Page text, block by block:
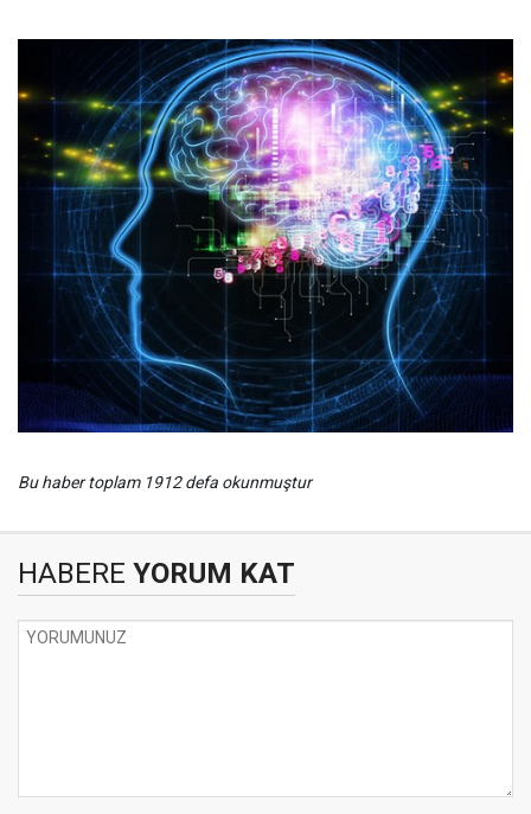
Bu haber toplam 1912 defa okunmuştur
HABERE YORUM KAT